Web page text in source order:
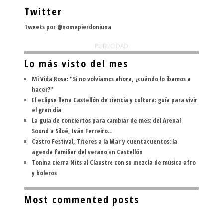
Twitter
Tweets por @nomepierdoniuna
PUBLICIDAD
Lo más visto del mes
Mi Vida Rosa: "Si no volvíamos ahora, ¿cuándo lo íbamos a
hacer?"
El eclipse llena Castellón de ciencia y cultura: guía para vivir
el gran día
La guía de conciertos para cambiar de mes: del Arenal
Sound a Siloé, Iván Ferreiro...
Castro Festival, Títeres a la Mar y cuentacuentos: la
agenda familiar del verano en Castellón
Tonina cierra Nits al Claustre con su mezcla de música afro
y boleros
Most commented posts